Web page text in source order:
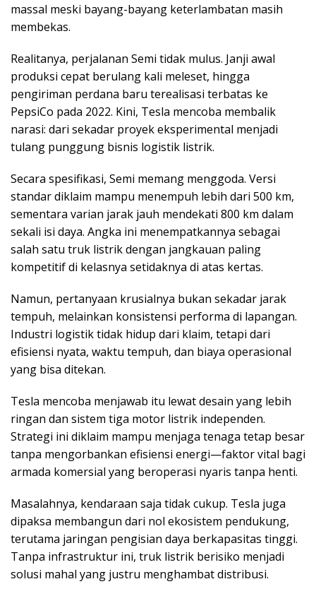
massal meski bayang-bayang keterlambatan masih
membekas.
Realitanya, perjalanan Semi tidak mulus. Janji awal
produksi cepat berulang kali meleset, hingga
pengiriman perdana baru terealisasi terbatas ke
PepsiCo pada 2022. Kini, Tesla mencoba membalik
narasi: dari sekadar proyek eksperimental menjadi
tulang punggung bisnis logistik listrik.
Secara spesifikasi, Semi memang menggoda. Versi
standar diklaim mampu menempuh lebih dari 500 km,
sementara varian jarak jauh mendekati 800 km dalam
sekali isi daya. Angka ini menempatkannya sebagai
salah satu truk listrik dengan jangkauan paling
kompetitif di kelasnya setidaknya di atas kertas.
Namun, pertanyaan krusialnya bukan sekadar jarak
tempuh, melainkan konsistensi performa di lapangan.
Industri logistik tidak hidup dari klaim, tetapi dari
efisiensi nyata, waktu tempuh, dan biaya operasional
yang bisa ditekan.
Tesla mencoba menjawab itu lewat desain yang lebih
ringan dan sistem tiga motor listrik independen.
Strategi ini diklaim mampu menjaga tenaga tetap besar
tanpa mengorbankan efisiensi energi—faktor vital bagi
armada komersial yang beroperasi nyaris tanpa henti.
Masalahnya, kendaraan saja tidak cukup. Tesla juga
dipaksa membangun dari nol ekosistem pendukung,
terutama jaringan pengisian daya berkapasitas tinggi.
Tanpa infrastruktur ini, truk listrik berisiko menjadi
solusi mahal yang justru menghambat distribusi.